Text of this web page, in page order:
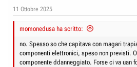
11 Ottobre 2025
momonedusa ha scritto:
no. Spesso so che capitava con magari
componenti elettronici, speso non previsti.
componente ddanneggiato. Forse ci va uan